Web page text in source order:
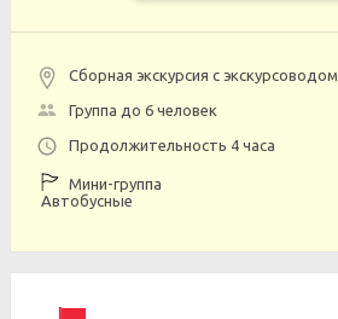
Сборная экскурсия с экскурсоводом
Группа до 6 человек
Продолжительность 4 часа
Мини-группа
Автобусные